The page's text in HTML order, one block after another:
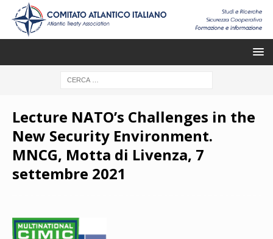
Lecture NATO’s Challenges in the
New Security Environment.
MNCG, Motta di Livenza, 7
settembre 2021